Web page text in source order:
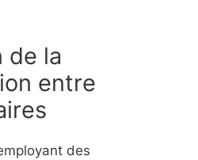
de la
entre
des